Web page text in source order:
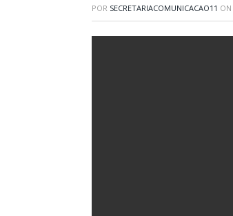
POR SECRETARIACOMUNICACAO11 ON